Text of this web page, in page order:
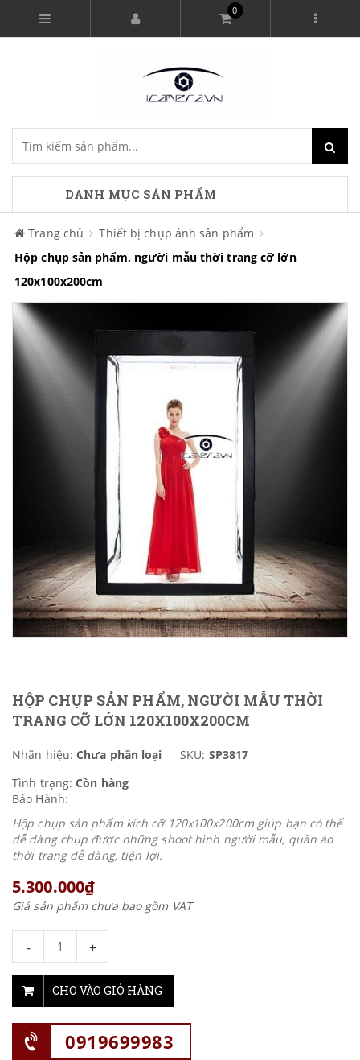
0
DANH MỤC SẢN PHẨM
Trang chủ
Thiết bị chụp ảnh sản phẩm
Hộp chụp sản phẩm, người mẫu thời trang cỡ lớn
120x100x200cm
HỘP CHỤP SẢN PHẨM, NGƯỜI MẪU THỜI
TRANG CỠ LỚN 120X100X200CM
Nhãn hiệu: Chưa phân loại SKU: SP3817
Tình trạng: Còn hàng
Bảo Hành:
Hộp chụp sản phẩm kích cỡ 120x100x200cm giúp bạn có thể
dễ dàng chụp được những shoot hình người mẫu, quần áo
thời trang dễ dàng, tiện lợi.
5.300.000₫
Giá sản phẩm chưa bao gồm VAT
- +
CHO VÀO GIỎ HÀNG
0919699983